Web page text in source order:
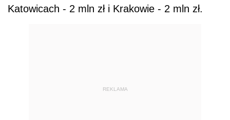
Katowicach - 2 mln zł i Krakowie - 2 mln zł.
REKLAMA